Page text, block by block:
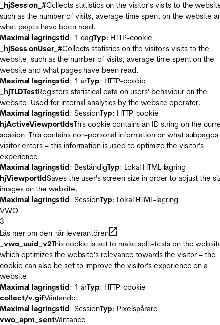
_hjSession_#Collects statistics on the visitor's visits to the
such as the number of visits, average time spent on the website
what pages have been read.
Maximal lagringstid: 1 dagTyp: HTTP-cookie
_hjSessionUser_#Collects statistics on the visitor's visits to the
website, such as the number of visits, average time spent on the
website and what pages have been read.
Maximal lagringstid: 1 årTyp: HTTP-cookie
_hjTLDTestRegisters statistical data on users' behaviour on the
website. Used for internal analytics by the website operator.
Maximal lagringstid: SessionTyp: HTTP-cookie
hjActiveViewportIdsThis cookie contains an ID string on the
session. This contains non-personal information on what
visitor enters – this information is used to optimize the visitor's
experience.
Maximal lagringstid: BeständigTyp: Lokal HTML-lagring
hjViewportIdSaves the user's screen size in order to adjust the
images on the website.
Maximal lagringstid: SessionTyp: Lokal HTML-lagring
VWO
3
Läs mer om den här leverantören
_vwo_uuid_v2This cookie is set to make split-tests on the
which optimizes the website's relevance towards the visitor – the
cookie can also be set to improve the visitor's experience on a
website.
Maximal lagringstid: 1 årTyp: HTTP-cookie
collect/v.gifVäntande
Maximal lagringstid: SessionTyp: Pixelspårare
vwo_apm_sentVäntande